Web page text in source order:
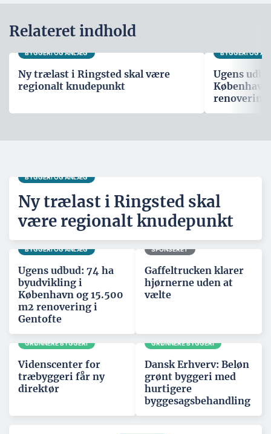
Relateret indhold
BYGGERI OG ANLÆG
Ny trælast i Ringsted skal være
regionalt knudepunkt
BYGGERI OG
Ugens
renovering
BYGGERI OG ANLÆG
Ny trælast i Ringsted skal
være regionalt knudepunkt
BYGGERI OG ANLÆG
Ugens udbud: 74 ha
byudvikling i
København og 15.500
m2 renovering i
Gentofte
SPONSERET
Gaffeltrucken klarer
hjørnerne uden at
vælte
GRØNNERE BYGGERI
Videnscenter for
træbyggeri får ny
direktør
GRØNNERE BYGGERI
Dansk Erhverv: Beløn
grønt byggeri med
hurtigere
byggesagsbehandling